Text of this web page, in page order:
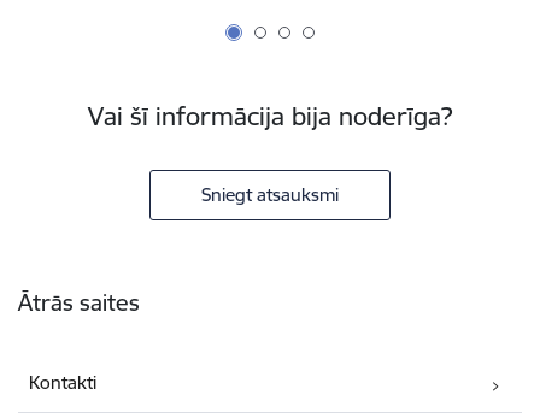
Vai šī informācija bija noderīga?
Sniegt atsauksmi
Ātrās saites
Kontakti